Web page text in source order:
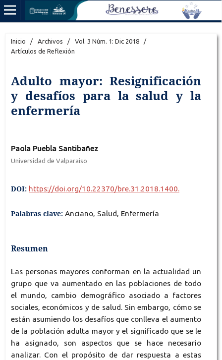
Inicio / Archivos / Vol. 3 Núm. 1: Dic 2018
/
Artículos de Reflexión
Adulto mayor: Resignificación
y desafíos para la salud y la
enfermería
Paola Puebla Santibañez
Universidad de Valparaiso
DOI: https://doi.org/10.22370/bre.31.2018.1400.
Palabras clave: Anciano, Salud, Enfermería
Resumen
Las personas mayores conforman en la actualidad un
grupo que va aumentado en las poblaciones de todo
el mundo, cambio demográfico asociado a factores
sociales, económicos y de salud. Sin embargo, cómo se
están asumiendo los desafíos que conlleva el aumento
de la población adulta mayor y el significado que se le
ha asignado, son aspectos que se hace necesario
analizar. Con el propósito de dar respuesta a estas